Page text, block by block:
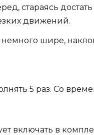
стараясь
движений.
немного шире,
5 раз. Со
включать в